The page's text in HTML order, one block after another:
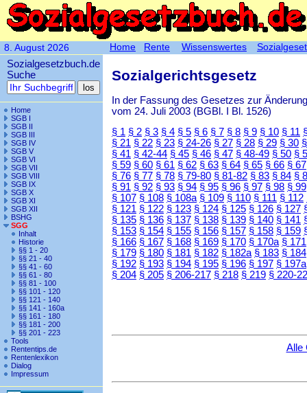
8. August 2026
Sozialgesetzbuch.de
Suche
Home
SGB I
SGB II
SGB III
SGB IV
SGB V
SGB VI
SGB VII
SGB VIII
SGB IX
SGB X
SGB XI
SGB XII
BSHG
SGG
Inhalt
Historie
§§ 1 - 20
§§ 21 - 40
§§ 41 - 60
§§ 61 - 80
§§ 81 - 100
§§ 101 - 120
§§ 121 - 140
§§ 141 - 160a
§§ 161 - 180
§§ 181 - 200
§§ 201 - 223
Tools
Rententips.de
Rentenlexikon
Dialog
Impressum
Sozialgerichtsgesetz
In der Fassung des Gesetzes zur
vom 24. Juli 2003 (BGBl. I Bl. 1526)
§ 1 § 2 § 3 § 4 § 5 § 6 § 7 § 8 § 9 § 10 § 11
§ 21 § 22 § 23 § 24-26 § 27 § 28 § 29 § 30
§ 41 § 42-44 § 45 § 46 § 47 § 48-49 § 50 §
§ 59 § 60 § 61 § 62 § 63 § 64 § 65 § 66 § 67
§ 76 § 77 § 78 § 79-80 § 81-82 § 83 § 84 §
§ 91 § 92 § 93 § 94 § 95 § 96 § 97 § 98 § 99
§ 107 § 108 § 108a § 109 § 110 § 111 § 112
§ 121 § 122 § 123 § 124 § 125 § 126 § 127
§ 135 § 136 § 137 § 138 § 139 § 140 § 141
§ 153 § 154 § 155 § 156 § 157 § 158 § 159
§ 166 § 167 § 168 § 169 § 170 § 170a § 171
§ 179 § 180 § 181 § 182 § 182a § 183 § 184
§ 192 § 193 § 194 § 195 § 196 § 197 § 197a
§ 204 § 205 § 206-217 § 218 § 219 § 220-
Alle
Home Rente Wissenswertes